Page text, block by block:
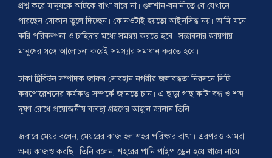
প্রশ্ন করে মানুষকে আটকে রাখা যাবে না। গুলশান-বনানীতে যে যেখানে
পারছেন দোকান তুলে দিচ্ছেন। কোনওটাই হয়তো আইনসিদ্ধ নয়। আমি মনে
করি পরিকল্পনা ও চাহিদার মধ্যে সমন্বয় করতে হবে। সম্ভাবনার জায়গায়
মানুষের সঙ্গে আলোচনা করেই সমস্যার সমাধান করতে হবে।
ঢাকা ট্রিবিউন সম্পাদক জাফর সোবহান নগরীর জলাবদ্ধতা নিরসনে সিটি
করপোরেশনের কর্মকাণ্ড সম্পর্কে জানতে চান। এ ছাড়া গাছ কাটা বন্ধ ও শব্দ
দূষণ রোধে প্রয়োজনীয় ব্যবস্থা গ্রহণের আহ্বান জানান তিনি।
জবাবে মেয়র বলেন, মেয়রের কাজ হল শহর পরিষ্কার রাখা। এরপরও আমরা
অন্য কাজও করছি। তিনি বলেন, শহরের পানি পাইপ ড্রেন হয়ে খালে নামে।